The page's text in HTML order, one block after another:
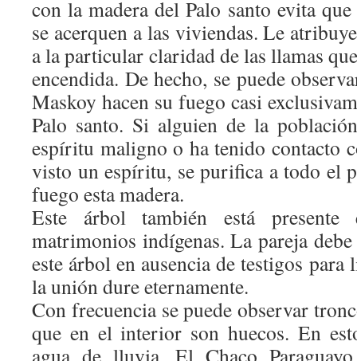
con la madera del Palo santo evita
se acerquen a las viviendas. Le
a la particular claridad de las llamas
encendida. De hecho, se puede
Maskoy hacen su fuego casi
Palo santo. Si alguien de la
espíritu maligno o ha tenido contacto
visto un espíritu, se purifica a todo el
fuego esta madera.
Este árbol también está
matrimonios indígenas. La pareja
este árbol en ausencia de testigos
la unión dure eternamente.
Con frecuencia se puede observar
que en el interior son huecos. En
agua de lluvia. El Chaco